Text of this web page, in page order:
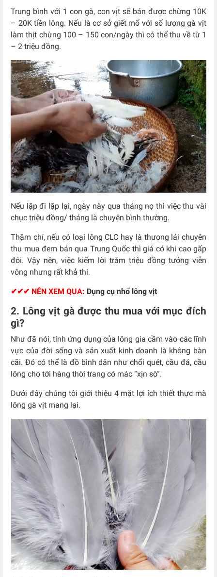
Trung bình với 1 con gà, con vịt sẽ bán được chừng 10K
– 20K tiền lông. Nếu là cơ sở giết mổ với số lượng gà vịt
làm thịt chừng 100 – 150 con/ngày thì có thể thu về từ 1
– 2 triệu đồng.
Nếu lặp đi lặp lại, ngày này qua tháng nọ thì việc thu vài
chục triệu đồng/ tháng là chuyện bình thường.
Thậm chí, nếu có loại lông CLC hay là thương lái chuyên
thu mua đem bán qua Trung Quốc thì giá có khi cao gấp
đôi. Vậy nên, việc kiếm lời trăm triệu đồng tưởng viễn
vông nhưng rất khả thi.
✔✔✔ NÊN XEM QUA: Dụng cụ nhổ lông vịt
2. Lông vịt gà được thu mua với mục đích
gì?
Như đã nói, tính ứng dụng của lông gia cầm vào các lĩnh
vực của đời sống và sản xuất kinh doanh là không bàn
cãi. Đó có thể là đồ bình dân như chổi quét, cầu đá, cầu
lông cho tới hàng thời trang có mác “xịn sò”.
Dưới đây chúng tôi giới thiệu 4 mặt lợi ích thiết thực mà
lông gà vịt mang lại.